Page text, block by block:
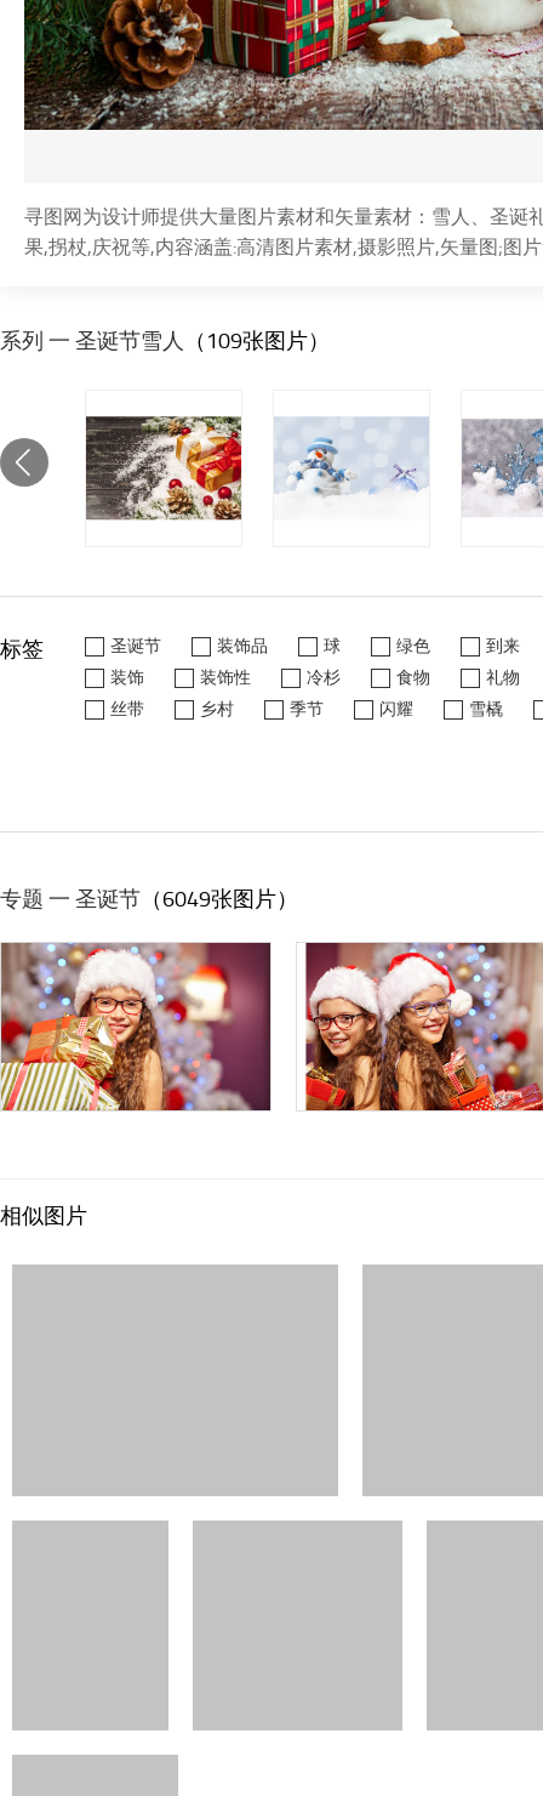
寻图网为设计师提供大量图片素材和矢量素材：雪人、圣诞
果,拐杖,庆祝等,内容涵盖:高清图片素材,摄影照片,矢量图;图
系列 一 圣诞节雪人 （109张图片）
标签 圣诞节 装饰品 球 绿色
到来
装饰
装饰性 冷杉 食物
礼物
丝带
乡村 季节 闪耀 雪橇
专题 一 圣诞节 （6049张图片）
相似图片